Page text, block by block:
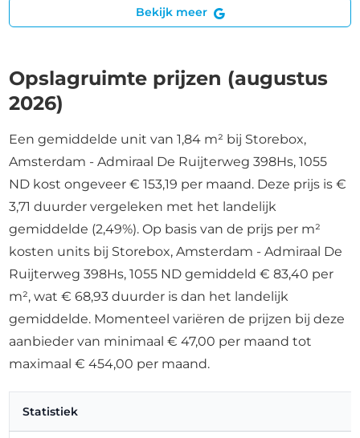
Bekijk meer
Opslagruimte prijzen (augustus
2026)
Een gemiddelde unit van 1,84 m² bij Storebox,
Amsterdam - Admiraal De Ruijterweg 398Hs, 1055
ND kost ongeveer € 153,19 per maand. Deze prijs is €
3,71 duurder vergeleken met het landelijk
gemiddelde (2,49%). Op basis van de prijs per m²
kosten units bij Storebox, Amsterdam - Admiraal De
Ruijterweg 398Hs, 1055 ND gemiddeld € 83,40 per
m², wat € 68,93 duurder is dan het landelijk
gemiddelde. Momenteel variëren de prijzen bij deze
aanbieder van minimaal € 47,00 per maand tot
maximaal € 454,00 per maand.
Statistiek